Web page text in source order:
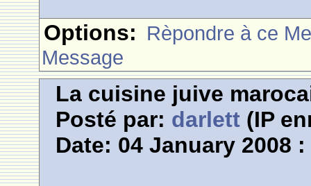
Options: Rèpondre à ce
Message
La cuisine juive
Posté par: darlett (IP
Date: 04 January 2008 :